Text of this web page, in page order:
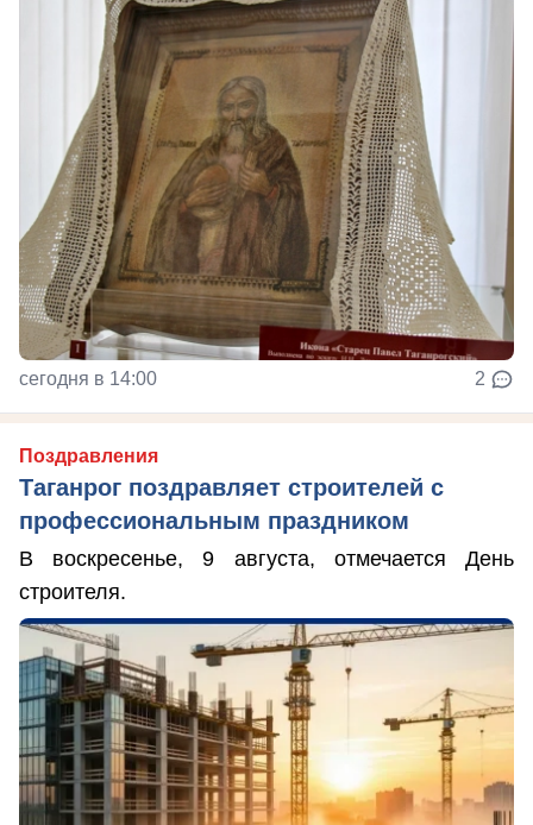
сегодня в 14:00 2
Поздравления
Таганрог поздравляет строителей с
профессиональным праздником
В воскресенье, 9 августа, отмечается День
строителя.